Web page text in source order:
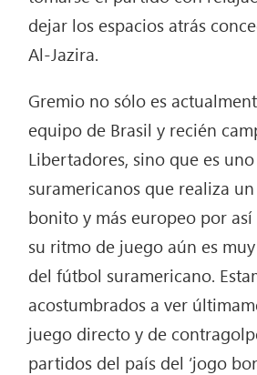
dejar los espacios atrás
Al-Jazira.
Gremio no sólo es
equipo de Brasil y recién
Libertadores, sino que es
suramericanos que realiza
bonito y más europeo por
su ritmo de juego aún es
del fútbol suramericano.
acostumbrados a ver
juego directo y de
partidos del país del ‘jogo